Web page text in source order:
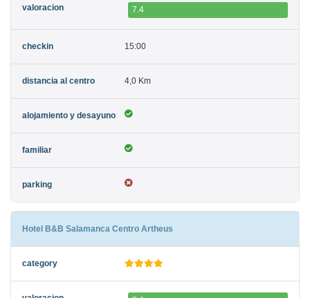
7.4
15:00
4,0 Km
Hotel B&B Salamanca Centro Artheus